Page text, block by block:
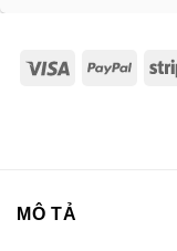
MÔ TẢ